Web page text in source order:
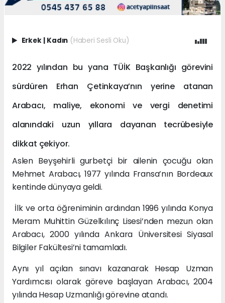
Erkek Kadın (Haberi Sesli Oku)
2022 yılından bu yana TÜİK Başkanlığı görevini
sürdüren Erhan Çetinkaya’nın yerine atanan
Arabacı, maliye, ekonomi ve vergi denetimi
alanındaki uzun yıllara dayanan tecrübesiyle
dikkat çekiyor.
Aslen Beyşehirli gurbetçi bir ailenin çocuğu olan
Mehmet Arabacı, 1977 yılında Fransa’nın Bordeaux
kentinde dünyaya geldi.
İlk ve orta öğreniminin ardından 1996 yılında Konya
Meram Muhittin Güzelkılınç Lisesi’nden mezun olan
Arabacı, 2000 yılında Ankara Üniversitesi Siyasal
Bilgiler Fakültesi’ni tamamladı.
Aynı yıl açılan sınavı kazanarak Hesap Uzman
Yardımcısı olarak göreve başlayan Arabacı, 2004
yılında Hesap Uzmanlığı görevine atandı.